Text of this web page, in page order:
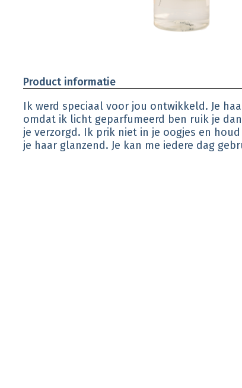
Product informatie
Ik werd speciaal voor jou ontwikkeld. Je
omdat ik licht geparfumeerd ben ruik je
je verzorgd. Ik prik niet in je oogjes en
je haar glanzend. Je kan me iedere dag